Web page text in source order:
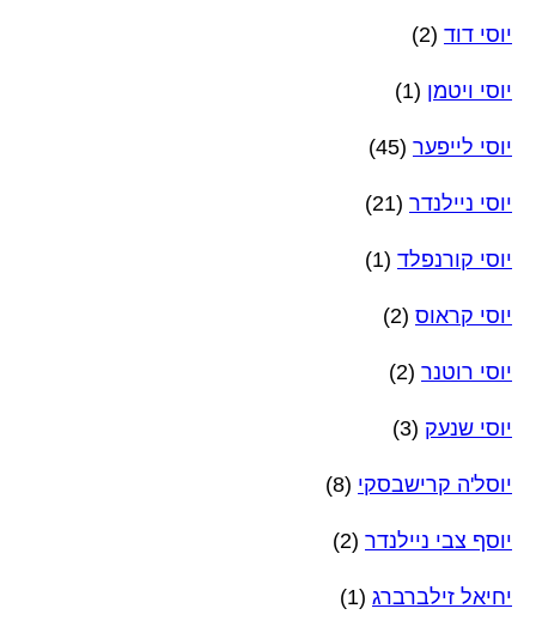
יוסי דוד (2)
יוסי ויטמן (1)
יוסי לייפער (45)
יוסי ניילנדר (21)
יוסי קורנפלד (1)
יוסי קראוס (2)
יוסי רוטנר (2)
יוסי שנעק (3)
יוסל'ה קרישבסקי (8)
יוסף צבי ניילנדר (2)
יחיאל זילברברג (1)